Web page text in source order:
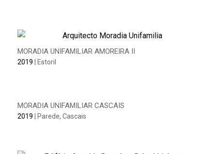
MORADIA UNIFAMILIAR AMOREIRA II
2019 | Estoril
MORADIA UNIFAMILIAR CASCAIS
2019 | Parede, Cascais